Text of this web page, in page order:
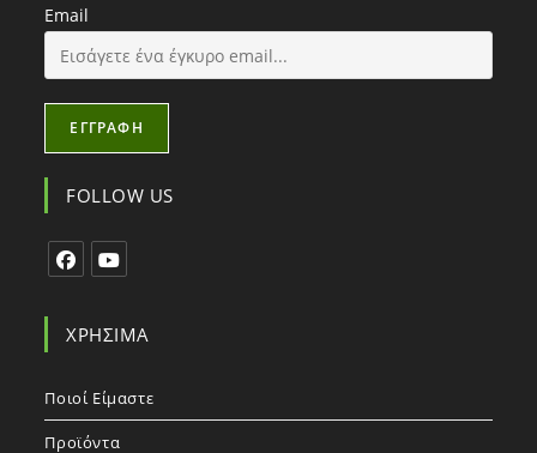
Email
FOLLOW US
σε
νέα
ΧΡΉΣΙΜΑ
Ποιοί Είμαστε
Προϊόντα